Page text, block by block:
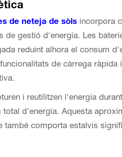
de neteja de sòls incorpora
de gestió d'energia. Les
reduint alhora el consum
de càrrega ràpida
i reutilitzen l'energia
d'energia. Aquesta
també comporta estalvis